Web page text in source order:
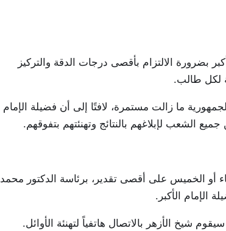
بضرورة الالتزام بأقصى درجات الدقة والتركيز
لكل طالب.
ما زالت مستمرة، لافتًا إلى أن فضيلة الإمام
الشعب لإبلاغهم بالنتائج وتهنئتهم بتفوقهم.
أو الخميس على أقصى تقدير، برئاسة الدكتور محمد
الإمام الأكبر.
سيقوم شيخ الأزهر بالاتصال هاتفياً لتهنئة الأوائل.